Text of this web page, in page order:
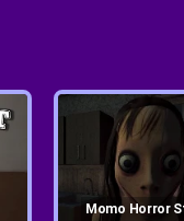
Momo Horror